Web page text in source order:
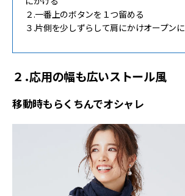
２.一番上のボタンを１つ留める
３.片側を少しずらして肩にかけオープンに
２．応用の幅も広いストール風
移動時もらくちんでオシャレ